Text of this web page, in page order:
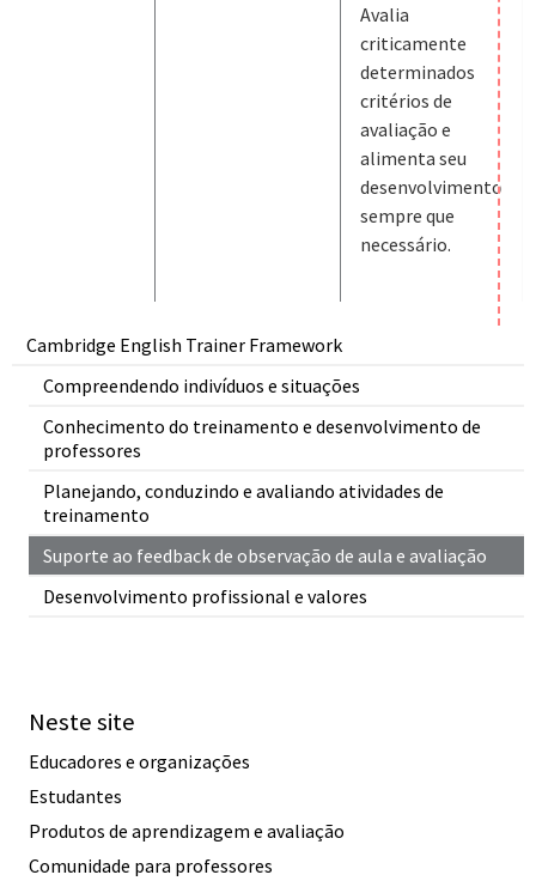
Cambridge English Trainer Framework
Compreendendo indivíduos e situações
Conhecimento do treinamento e desenvolvimento de
professores
Planejando, conduzindo e avaliando atividades de
treinamento
Suporte ao feedback de observação de aula e avaliação
Desenvolvimento profissional e valores
Avalia
criticamente
determinados
critérios de
avaliação e
alimenta seu
desenvolvimento
sempre que
necessário.
Neste site
Educadores e organizações
Estudantes
Produtos de aprendizagem e avaliação
Comunidade para professores